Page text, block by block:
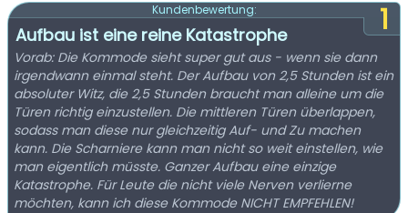
1
Kundenbewertung:
Aufbau ist eine reine Katastrophe
Vorab: Die Kommode sieht super gut aus - wenn sie dann
irgendwann einmal steht. Der Aufbau von 2,5 Stunden ist ein
absoluter Witz, die 2,5 Stunden braucht man alleine um die
Türen richtig einzustellen. Die mittleren Türen überlappen,
sodass man diese nur gleichzeitig Auf- und Zu machen
kann. Die Scharniere kann man nicht so weit einstellen, wie
man eigentlich müsste. Ganzer Aufbau eine einzige
Katastrophe. Für Leute die nicht viele Nerven verlierne
möchten, kann ich diese Kommode NICHT EMPFEHLEN!